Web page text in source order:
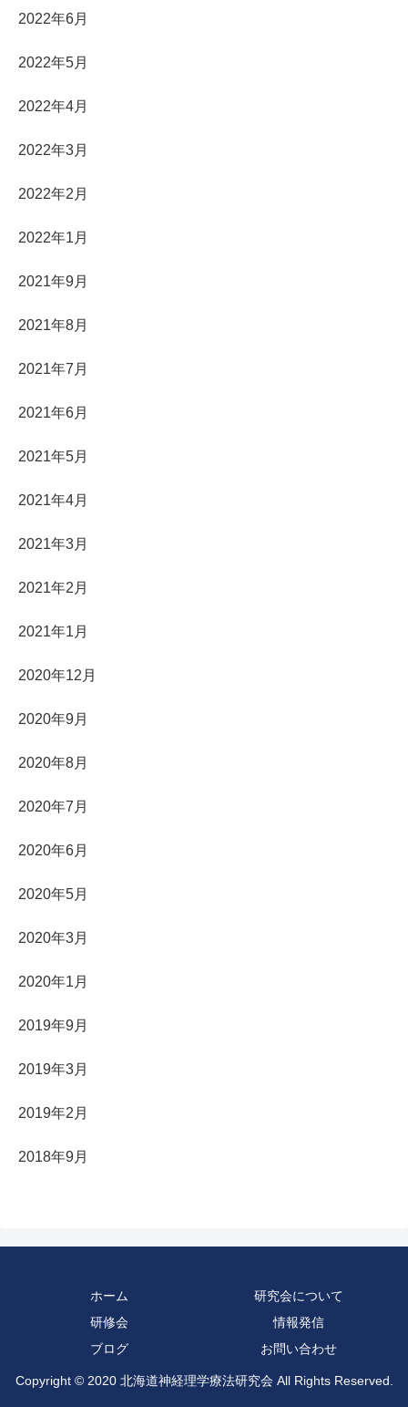
2022年6月
2022年5月
2022年4月
2022年3月
2022年2月
2022年1月
2021年9月
2021年8月
2021年7月
2021年6月
2021年5月
2021年4月
2021年3月
2021年2月
2021年1月
2020年12月
2020年9月
2020年8月
2020年7月
2020年6月
2020年5月
2020年3月
2020年1月
2019年9月
2019年3月
2019年2月
2018年9月
ホーム
研究会について
研修会
情報発信
ブログ
お問い合わせ
Copyright © 2020 北海道神経理学療法研究会 All Rights Reserved.